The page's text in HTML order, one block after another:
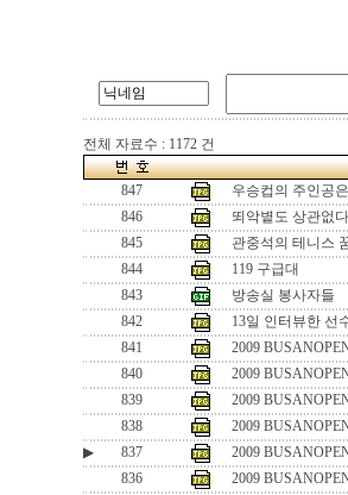
전체 자료수 : 1172 건
847
우승컵의 주인공
846
뙤악볕도 상관없
845
관중석의 테니스
844
119 구급대
843
방송실 봉사자들
842
13일 인터뷰한 선
841
2009
840
2009
839
2009
838
2009
▶
837
2009
836
2009